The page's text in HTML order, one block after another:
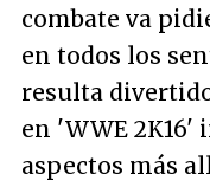
combate va
en todos los
resulta
en 'WWE
aspectos más